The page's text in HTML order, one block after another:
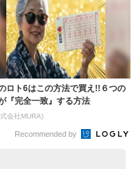
ロト6はこの方法で買え!!６つの
『完全一致』する方法
会社MURA)
Recommended by